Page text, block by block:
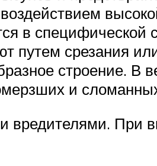
в специфической
путем срезания
строение. В
и
вредителями.